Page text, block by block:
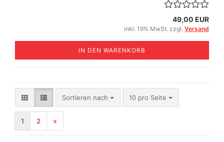
49,00 EUR
inkl. 19% MwSt. zzgl. Versand
IN DEN WARENKORB
Sortieren nach
Sortieren nach 10 pro Seite
pro Seite
1 2 »